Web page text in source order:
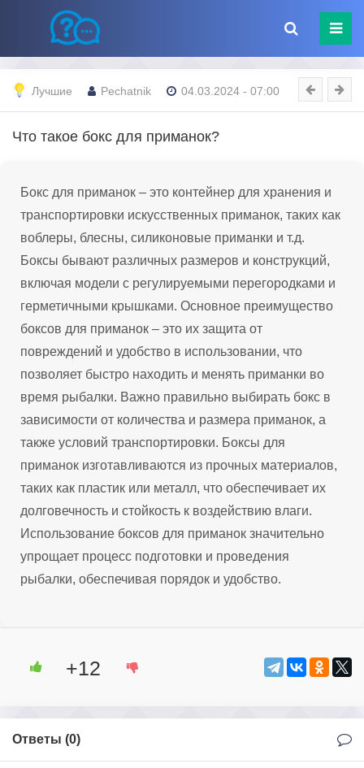
Лучшие Pechatnik 04.03.2024 - 07:00
Что такое бокс для приманок?
Бокс для приманок – это контейнер для хранения и
транспортировки искусственных приманок, таких как
воблеры, блесны, силиконовые приманки и т.д.
Боксы бывают различных размеров и конструкций,
включая модели с регулируемыми перегородками и
герметичными крышками. Основное преимущество
боксов для приманок – это их защита от
повреждений и удобство в использовании, что
позволяет быстро находить и менять приманки во
время рыбалки. Важно правильно выбирать бокс в
зависимости от количества и размера приманок, а
также условий транспортировки. Боксы для
приманок изготавливаются из прочных материалов,
таких как пластик или металл, что обеспечивает их
долговечность и стойкость к воздействию влаги.
Использование боксов для приманок значительно
упрощает процесс подготовки и проведения
рыбалки, обеспечивая порядок и удобство.
+12
Ответы (0)